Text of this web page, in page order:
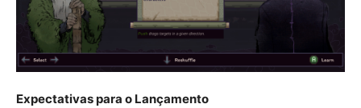
Expectativas para o Lançamento